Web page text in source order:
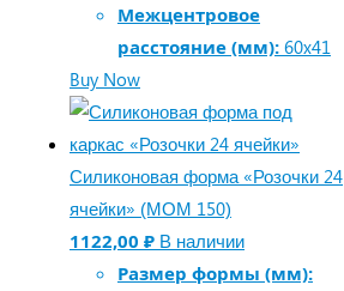
Межцентровое
расстояние (мм): 60x41
Buy Now
Силиконовая форма «Розочки 24
ячейки» (МОМ 150)
1122,00 ₽ В наличии
Размер формы (мм):